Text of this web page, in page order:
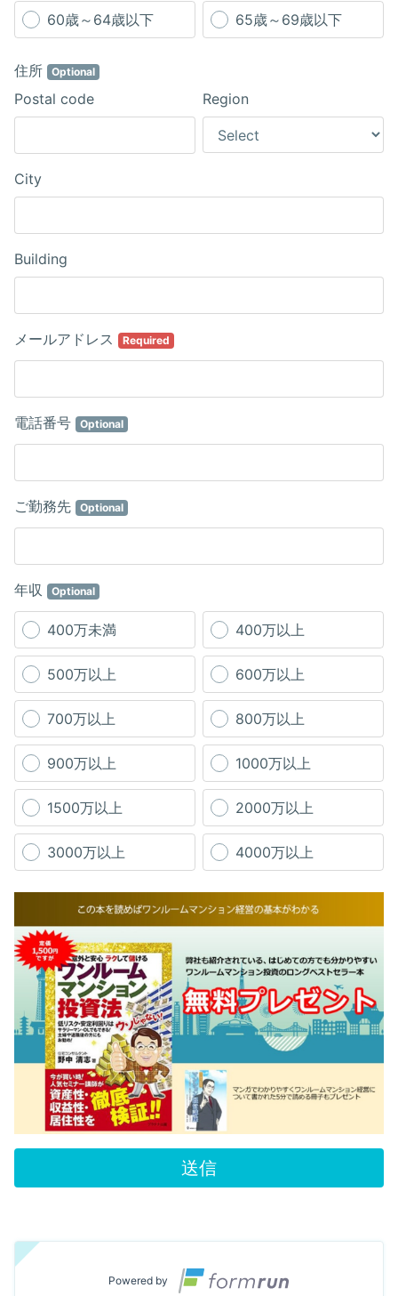
60歳～64歳以下 65歳～69歳以下
住所 Optional
Postal code Region
City
Building
メールアドレス Required
電話番号 Optional
ご勤務先 Optional
年収 Optional
400万未満 400万以上
500万以上 600万以上
700万以上 800万以上
900万以上 1000万以上
1500万以上 2000万以上
3000万以上 4000万以上
送信
Powered by